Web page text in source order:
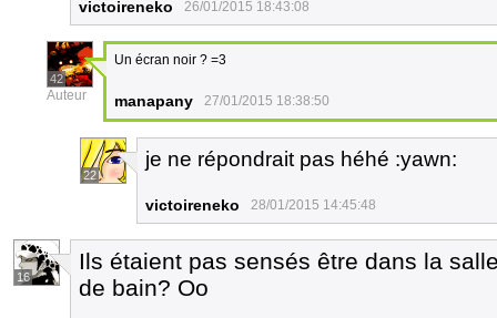
victoireneko 26/01/2015 18:43:08
42
Auteur
Un écran noir ? =3
manapany 27/01/2015 18:38:50
22
je ne répondrait pas héhé :yawn:
victoireneko 28/01/2015 14:45:48
16
Ils étaient pas sensés être dans la
de bain? Oo